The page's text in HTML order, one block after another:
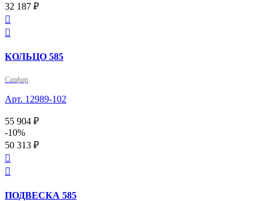
32 187 ₽


КОЛЬЦО 585
Сапфир
Арт. 12989-102
55 904 ₽
-10%
50 313 ₽


ПОДВЕСКА 585